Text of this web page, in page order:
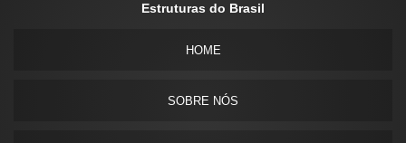
Estruturas do Brasil
HOME
SOBRE NÓS